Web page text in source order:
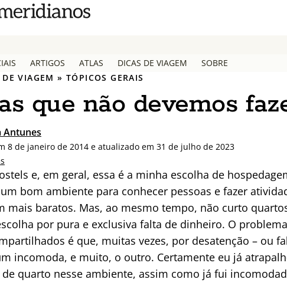
ARTIGOS ATLAS DICAS DE VIAGEM SOBRE
VIAGEM »TÓPICOS GERAIS
que não devemos
Antunes
8 de janeiro de 2014 e atualizado em 31 de julho de 2023
e, em geral, essa é a minha escolha de
bom ambiente para conhecer pessoas e fazer
mais baratos. Mas, ao mesmo tempo, não curto
por pura e exclusiva falta de dinheiro. O
é que, muitas vezes, por desatenção – ou
incomoda, e muito, o outro. Certamente eu já
de quarto nesse ambiente, assim como já fui